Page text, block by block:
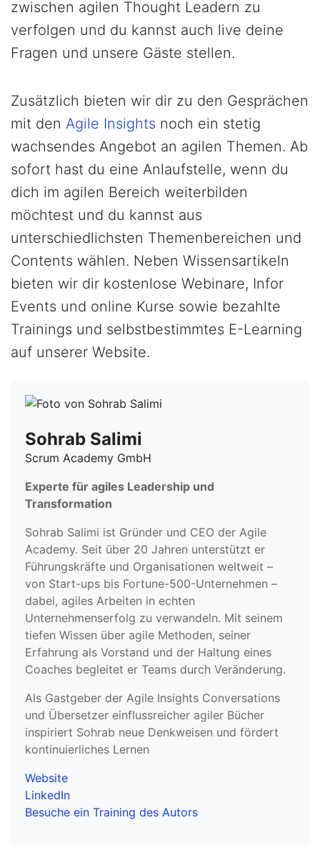
zwischen agilen Thought Leadern zu
verfolgen und du kannst auch live deine
Fragen und unsere Gäste stellen.
Zusätzlich bieten wir dir zu den Gesprächen
mit den Agile Insights noch ein stetig
wachsendes Angebot an agilen Themen. Ab
sofort hast du eine Anlaufstelle, wenn du
dich im agilen Bereich weiterbilden
möchtest und du kannst aus
unterschiedlichsten Themenbereichen und
Contents wählen. Neben Wissensartikeln
bieten wir dir kostenlose Webinare, Infor
Events und online Kurse sowie bezahlte
Trainings und selbstbestimmtes E-Learning
auf unserer Website.
Sohrab Salimi
Scrum Academy GmbH
Experte für agiles Leadership und
Transformation
Sohrab Salimi ist Gründer und CEO der Agile
Academy. Seit über 20 Jahren unterstützt er
Führungskräfte und Organisationen weltweit –
von Start-ups bis Fortune-500-Unternehmen –
dabei, agiles Arbeiten in echten
Unternehmenserfolg zu verwandeln. Mit seinem
tiefen Wissen über agile Methoden, seiner
Erfahrung als Vorstand und der Haltung eines
Coaches begleitet er Teams durch Veränderung.
Als Gastgeber der Agile Insights Conversations
und Übersetzer einflussreicher agiler Bücher
inspiriert Sohrab neue Denkweisen und fördert
kontinuierliches Lernen
Website
LinkedIn
Besuche ein Training des Autors